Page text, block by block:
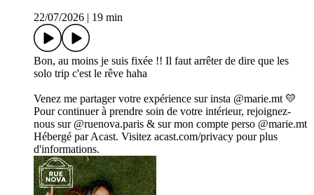
22/07/2026 | 19 min
Bon, au moins je suis fixée !! Il faut arrêter de dire que les
solo trip c'est le rêve haha
Venez me partager votre expérience sur insta @marie.mt 💛
Pour continuer à prendre soin de votre intérieur, rejoignez-
nous sur @ruenova.paris & sur mon compte perso @marie.mt
Hébergé par Acast. Visitez acast.com/privacy pour plus
d'informations.